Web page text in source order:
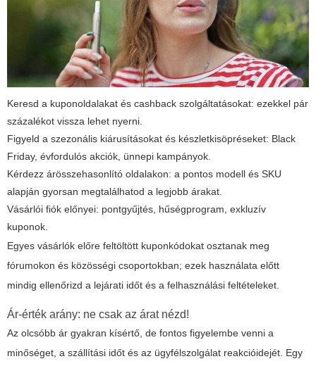
Keresd a kuponoldalakat és cashback szolgáltatásokat: ezekkel pár
százalékot vissza lehet nyerni.
Figyeld a szezonális kiárusításokat és készletkisöpréseket: Black
Friday, évfordulós akciók, ünnepi kampányok.
Kérdezz árösszehasonlító oldalakon: a pontos modell és SKU
alapján gyorsan megtalálhatod a legjobb árakat.
Vásárlói fiók előnyei: pontgyűjtés, hűségprogram, exkluzív
kuponok.
Egyes vásárlók előre feltöltött kuponkódokat osztanak meg
fórumokon és közösségi csoportokban; ezek használata előtt
mindig ellenőrizd a lejárati időt és a felhasználási feltételeket.
Ár-érték arány: ne csak az árat nézd!
Az olcsóbb ár gyakran kísértő, de fontos figyelembe venni a
minőséget, a szállítási időt és az ügyfélszolgálat reakcióidejét. Egy